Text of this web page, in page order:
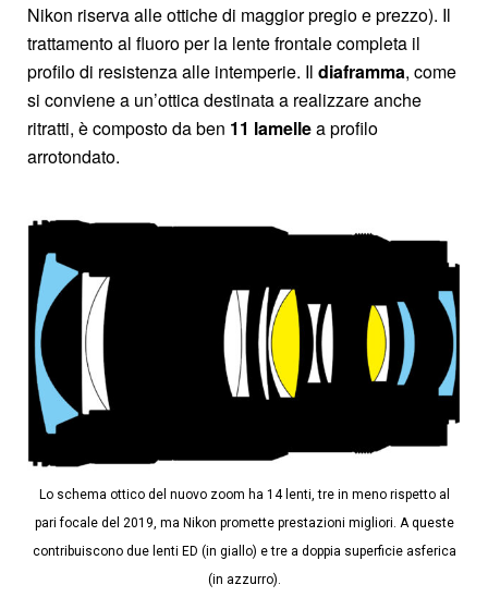
Nikon riserva alle ottiche di maggior pregio e prezzo). Il
trattamento al fluoro per la lente frontale completa il
profilo di resistenza alle intemperie. Il diaframma, come
si conviene a un’ottica destinata a realizzare anche
ritratti, è composto da ben 11 lamellea profilo
arrotondato.
Lo schema ottico del nuovo zoom ha 14 lenti, tre in meno rispetto al
pari focale del 2019, ma Nikon promette prestazioni migliori. A queste
contribuiscono due lenti ED (in giallo) e tre a doppia superficie asferica
(in azzurro).